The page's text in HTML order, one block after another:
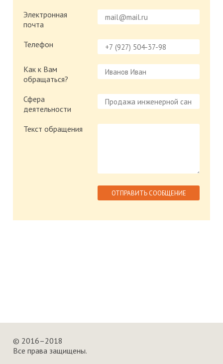
Электронная
почта
Телефон
Как к Вам
обращаться?
Сфера
деятельности
Текст обращения
© 2016–2018
Все права защищены.